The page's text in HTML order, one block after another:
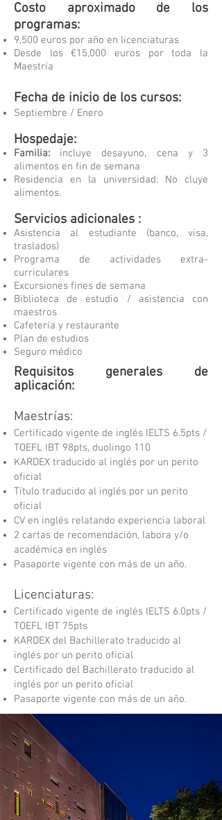
Costo aproximado de los
programas:
9,500 euros por año en licenciaturas
Desde los €15,000 euros por toda la
Maestría
Fecha de inicio de los cursos:
Septiembre / Enero
Hospedaje:
Familia: incluye desayuno, cena y 3
alimentos en fin de semana
Residencia en la universidad: No cluye
alimentos.
Servicios adicionales :
Asistencia al estudiante (banco, visa,
traslados)
Programa de actividades extra-
curriculares
Excursiones fines de semana
Biblioteca de estudio / asistencia con
maestros
Cafetería y restaurante
Plan de estudios
Seguro médico
Requisitos generales de
aplicación:
Maestrías:
Certificado vigente de inglés IELTS 6.5pts /
TOEFL IBT 98pts, duolingo 110
KARDEX traducido al inglés por un perito
oficial
Título traducido al inglés por un perito
oficial
CV en inglés relatando experiencia laboral
2 cartas de recomendación, labora y/o
académica en inglés
Pasaporte vigente con más de un año.
Licenciaturas:
Certificado vigente de inglés IELTS 6.0pts /
TOEFL IBT 75pts
KARDEX del Bachillerato traducido al
inglés por un perito oficial
Certificado del Bachillerato traducido al
inglés por un perito oficial
Pasaporte vigente con más de un año.